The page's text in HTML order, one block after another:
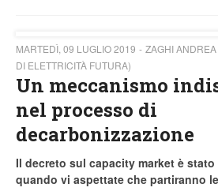
MARTEDÌ, 09 LUGLIO 2019
ZAGHI
DI ELETTRICITÀ FUTURA)
Un meccanismo
nel processo di
decarbonizzazione
Il decreto sul capacity market è
quando vi aspettate che partiranno